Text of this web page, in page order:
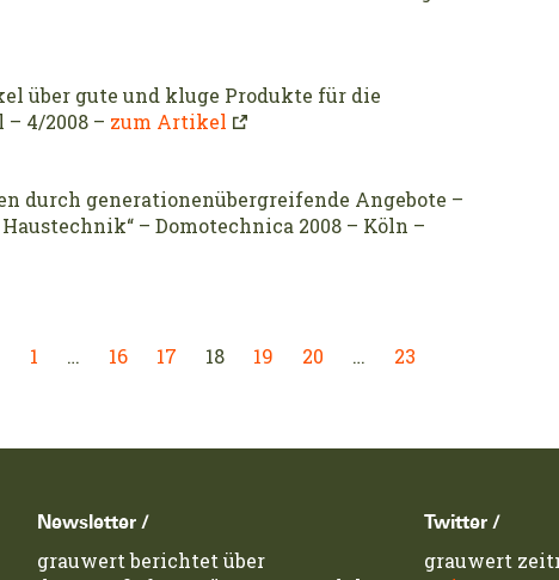
über gute und kluge Produkte für die
– 4/2008 – zum Artikel
durch generationenübergreifende Angebote –
– Domotechnica 2008 – Köln –
1 … 16 17 18 19 20 … 23
Newsletter /
grauwert berichtet über
Twitter /
grauwert